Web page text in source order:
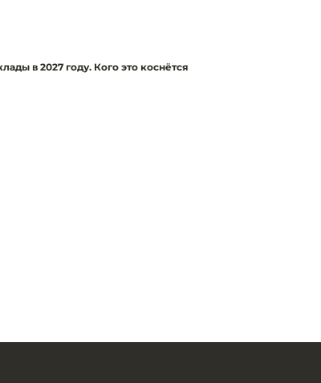
в 2027 году. Кого это коснётся